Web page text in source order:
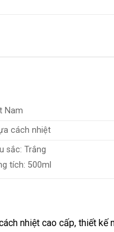
Nam
cách nhiệt
sắc: Trắng
tích: 500ml
nhiệt cao cấp, thiết